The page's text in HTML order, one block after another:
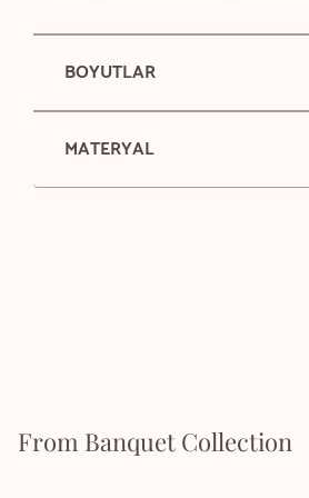
BOYUTLAR
MATERYAL
From Banquet Collection